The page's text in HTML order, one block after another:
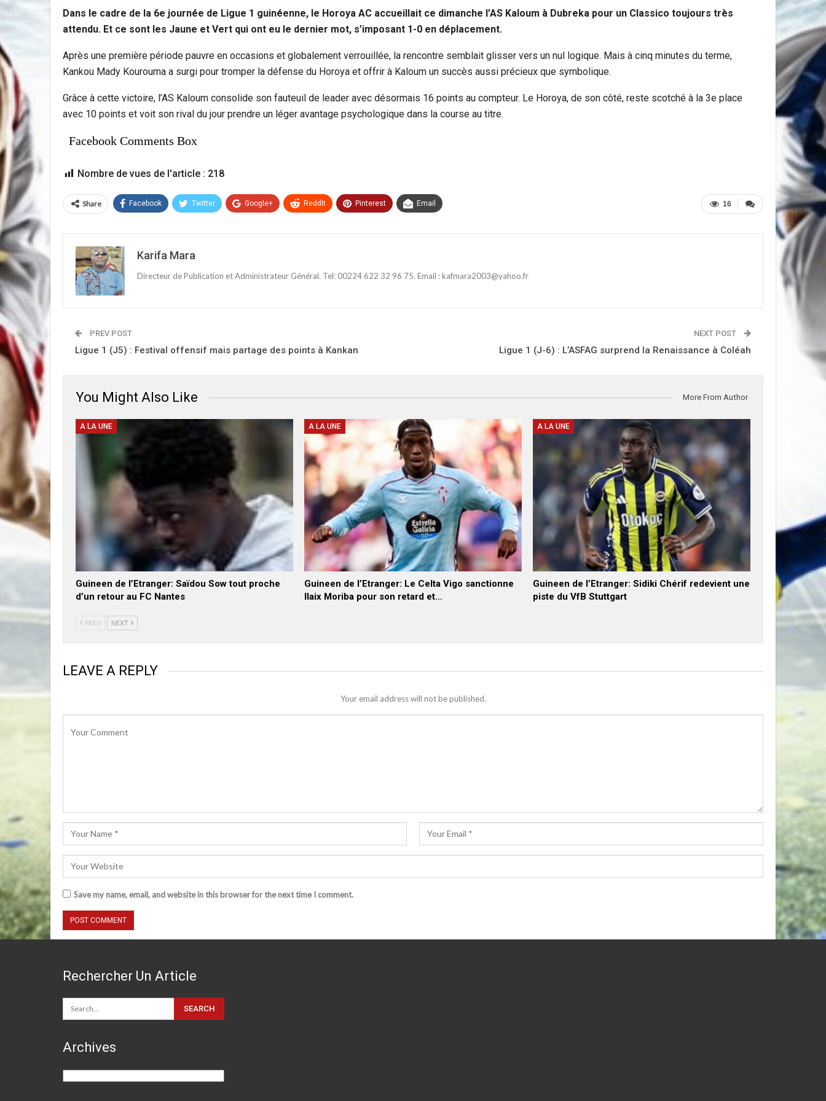
Dans le cadre de la 6e journée de Ligue 1 guinéenne, le Horoya AC accueillait ce dimanche l’AS Kaloum à Dubreka pour un Classico toujours très
attendu. Et ce sont les Jaune et Vert qui ont eu le dernier mot, s’imposant 1-0 en déplacement.
Après une première période pauvre en occasions et globalement verrouillée, la rencontre semblait glisser vers un nul logique. Mais à cinq minutes du terme,
Kankou Mady Kourouma a surgi pour tromper la défense du Horoya et offrir à Kaloum un succès aussi précieux que symbolique.
Grâce à cette victoire, l’AS Kaloum consolide son fauteuil de leader avec désormais 16 points au compteur. Le Horoya, de son côté, reste scotché à la 3e place
avec 10 points et voit son rival du jour prendre un léger avantage psychologique dans la course au titre.
Facebook Comments Box
Nombre de vues de l'article : 218
16
Share Facebook Twitter Google+ ReddIt Pinterest Email
Karifa Mara
Directeur de Publication et Administrateur Général. Tel: 00224 622 32 96 75. Email : kafmara2003@yahoo.fr
PREV POST
Ligue 1 (J5) : Festival offensif mais partage des points à Kankan
NEXT POST
Ligue 1 (J-6) : L’ASFAG surprend la Renaissance à Coléah
You Might Also Like More From Author
A LA UNE
Guineen de l’Etranger: Saïdou Sow tout proche
d’un retour au FC Nantes
A LA UNE
Guineen de l’Etranger: Le Celta Vigo sanctionne
Ilaix Moriba pour son retard et…
A LA UNE
Guineen de l’Etranger: Sidiki Chérif redevient une
piste du VfB Stuttgart
PREV NEXT
LEAVE A REPLY
Your email address will not be published.
Save my name, email, and website in this browser for the next time I comment.
Rechercher Un Article
Archives